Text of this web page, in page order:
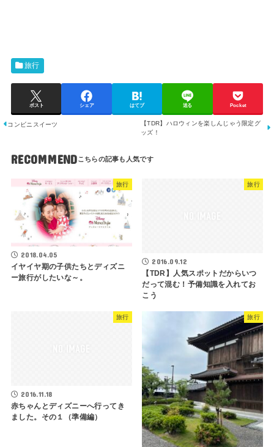
旅行
ポスト シェア はてブ 送る Pocket
コンビニスイーツ
【TDR】ハロウィンを楽しんじゃう限定グ
ッズ！
RECOMMEND
旅行
2018.04.05
イヤイヤ期の子供たちとディズニ
ー旅行がしたいな～。
旅行
2016.09.12
【TDR】人気スポットだからいつ
だって混む！予備知識を入れてお
こう
旅行
2016.11.18
赤ちゃんとディズニーへ行ってき
ました。その１（準備編）
旅行